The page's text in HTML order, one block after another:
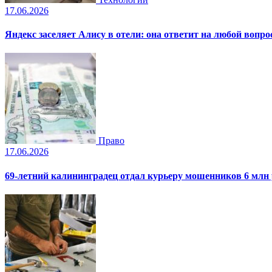
17.06.2026
Яндекс заселяет Алису в отели: она ответит на любой
Право
17.06.2026
69-летний калининградец отдал курьеру мошенников 6 млн